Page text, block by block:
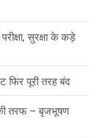
सुरक्षा के कड़े
फिर पूरी तरह बंद
की तरफ – बृजभूषण